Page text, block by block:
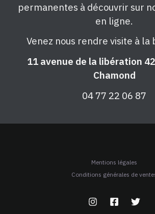
permanentes à découvrir sur
en ligne.
Venez nous rendre visite à la
11 avenue de la libération
Chamond
04 77 22 06 87
Mentions légales
Conditions générales de